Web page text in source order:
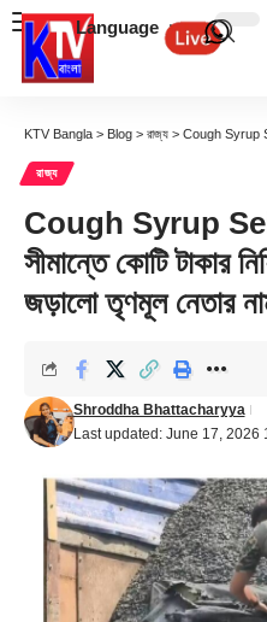
Language
KTV Bangla > Blog > রাজ্য > Cough Syrup Seizure:
রাজ্য
Cough Syrup
সীমান্তে কোটি টাকার
জড়ালো তৃণমূল নেতার
Last updated: June 17, 2026
Shroddha Bhattacharyya